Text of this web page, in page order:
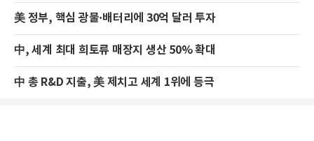
美 정부, 핵심 광물·배터리에 30억 달러 투자
中, 세계 최대 희토류 매장지 생산 50% 확대
中 총 R&D 지출, 美 제치고 세계 1위에 등극